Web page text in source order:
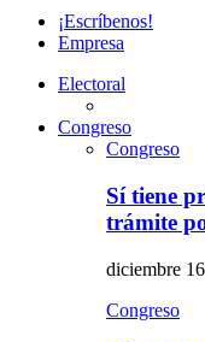
¡Escríbenos!
Empresa
Electoral
Congreso
Congreso
Sí tiene
trámite
diciembre
Congreso